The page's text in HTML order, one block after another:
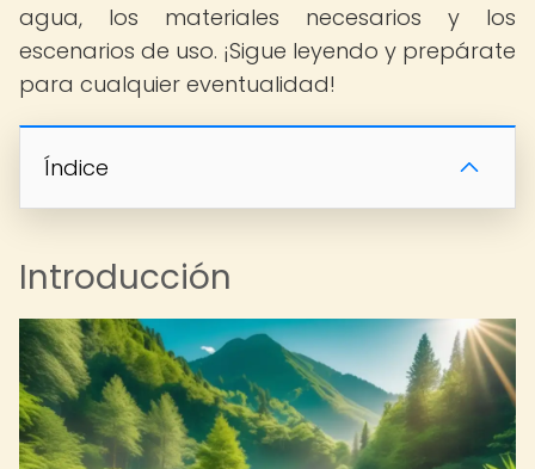
agua, los materiales necesarios y los
escenarios de uso. ¡Sigue leyendo y prepárate
para cualquier eventualidad!
Índice
Introducción